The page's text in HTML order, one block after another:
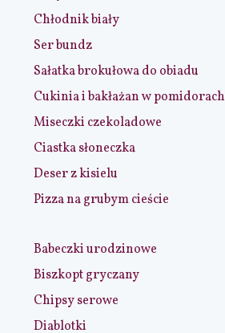
Chłodnik biały
Ser bundz
Sałatka brokułowa do obiadu
Cukinia i bakłażan w pomidorach
Miseczki czekoladowe
Ciastka słoneczka
Deser z kisielu
Pizza na grubym cieście
Babeczki urodzinowe
Biszkopt gryczany
Chipsy serowe
Diablotki